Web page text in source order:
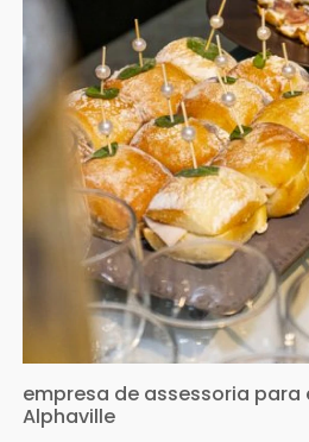
empresa de assessoria para
Alphaville